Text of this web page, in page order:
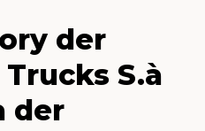
der
S.à
der